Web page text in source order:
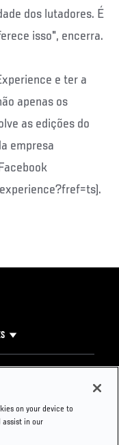
dos lutadores. É
isso", encerra.
e ter a
apenas os
as edições do
empresa
Press
on your device to
assist in our